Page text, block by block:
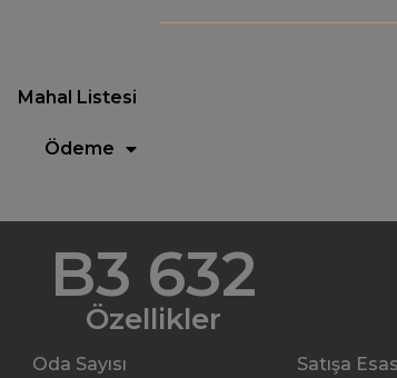
Mahal Listesi
Ödeme
B3 632
Özellikler
Oda Sayısı
Satışa Esas